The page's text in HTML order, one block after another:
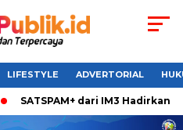
LIFESTYLE ADVERTORIAL
SATSPAM+ dari IM3 Hadirkan